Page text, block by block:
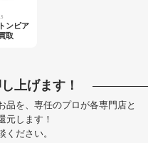
ンピア
取
上げます！
品を、専任のプロが各専門店と
元します！
ください。